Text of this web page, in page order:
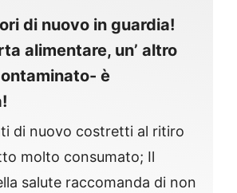
di nuovo in guardia!
alimentare, un’ altro
è
di nuovo costretti al ritiro
molto consumato; Il
salute raccomanda di non